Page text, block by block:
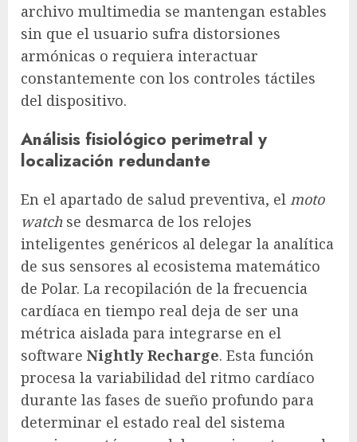
archivo multimedia se mantengan estables
sin que el usuario sufra distorsiones
armónicas o requiera interactuar
constantemente con los controles táctiles
del dispositivo.
Análisis fisiológico perimetral y
localización redundante
En el apartado de salud preventiva, el moto
watchse desmarca de los relojes
inteligentes genéricos al delegar la analítica
de sus sensores al ecosistema matemático
de Polar. La recopilación de la frecuencia
cardíaca en tiempo real deja de ser una
métrica aislada para integrarse en el
software Nightly Recharge. Esta función
procesa la variabilidad del ritmo cardíaco
durante las fases de sueño profundo para
determinar el estado real del sistema